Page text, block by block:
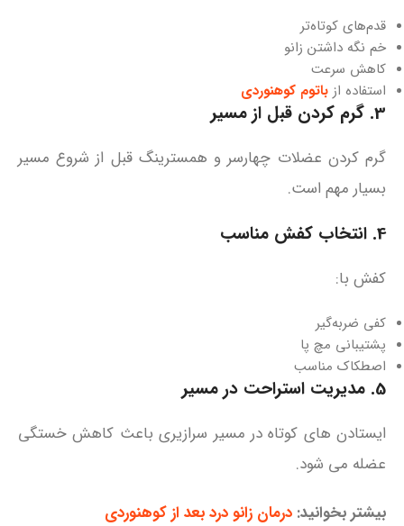
قدم‌های کوتاه‌تر
خم نگه داشتن زانو
کاهش سرعت
استفاده از باتوم کوهنوردی
3. گرم کردن قبل از مسیر
گرم کردن عضلات چهارسر و همسترینگ قبل از شروع مسیر
بسیار مهم است.
4. انتخاب کفش مناسب
کفش با:
کفی ضربه‌گیر
پشتیبانی مچ پا
اصطکاک مناسب
5. مدیریت استراحت در مسیر
ایستادن‌ های کوتاه در مسیر سرازیری باعث کاهش خستگی
عضله می‌ شود.
بیشتر بخوانید: درمان زانو درد بعد از کوهنوردی